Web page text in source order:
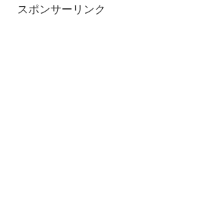
スポンサーリンク